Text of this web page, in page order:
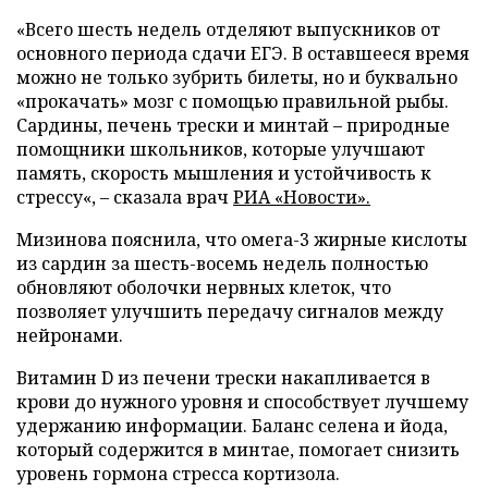
«Всего шесть недель отделяют выпускников от
основного периода сдачи ЕГЭ. В оставшееся время
можно не только зубрить билеты, но и буквально
«прокачать» мозг с помощью правильной рыбы.
Сардины, печень трески и минтай – природные
помощники школьников, которые улучшают
память, скорость мышления и устойчивость к
стрессу«, – сказала врач РИА «Новости».
Мизинова пояснила, что омега-3 жирные кислоты
из сардин за шесть-восемь недель полностью
обновляют оболочки нервных клеток, что
позволяет улучшить передачу сигналов между
нейронами.
Витамин D из печени трески накапливается в
крови до нужного уровня и способствует лучшему
удержанию информации. Баланс селена и йода,
который содержится в минтае, помогает снизить
уровень гормона стресса кортизола.